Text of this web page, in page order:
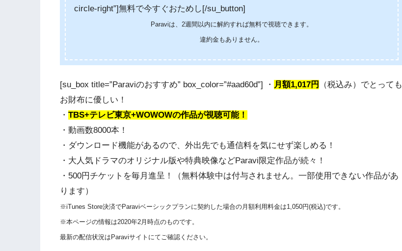
circle-right”]無料で今すぐおためし[/su_button]
Paraviは、2週間以内に解約すれば無料で視聴できます。
違約金もありません。
[su_box title=”Paraviのおすすめ” box_color=”#aad60d”] ・ 月額1,017円
（税込み）でとっても
お財布に優しい！
・ TBS+テレビ東京+WOWOWの作品が視聴可能！
・動画数8000本！
・ダウンロード機能があるので、外出先でも通信料を気にせず楽しめる！
・大人気ドラマのオリジナル版や特典映像などParavi限定作品が続々！
・500円チケットを毎月進呈！（無料体験中は付与されません。一部使用できない作品があ
ります）
※iTunes Store決済でParaviベーシックプランに契約した場合の月額利用料金は1,050円(税込)です。
※本ページの情報は2020年2月時点のものです。
最新の配信状況はParaviサイトにてご確認ください。